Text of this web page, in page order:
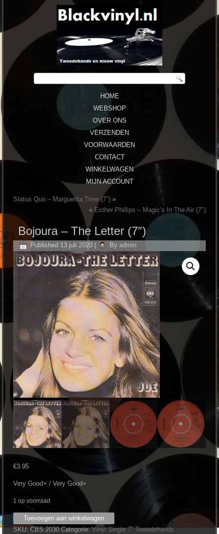
HOME
WEBSHOP
OVER ONS
VERZENDEN
VOORWAARDEN
CONTACT
WINKELWAGEN
MIJN ACCOUNT
Status Quo – Marguerita Time (7″) »
« Esther Phillips – Magic’s In The Air (7″)
Bojoura – The Letter (7″)
Published 13 juli 2020 By admin
€3.95
Very Good+ / Very Good+
1 op voorraad
Bojoura
-
Toevoegen aan winkelwagen
SKU:CBS 2030 Categorie:Vinyl Single 7" Tweedehands